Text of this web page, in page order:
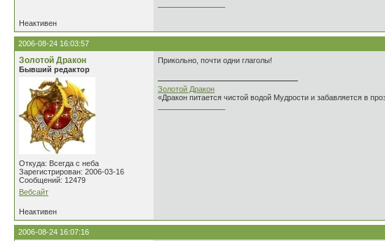
Неактивен
2006-08-24 16:03:57
Золотой Дракон
Бывший редактор
Откуда: Всегда с неба
Зарегистрирован: 2006-03-16
Сообщений: 12479
Вебсайт
Прикольно, почти одни глаголы!
Золотой Дракон
«Дракон питается чистой водой Мудрости и забавляется в
Неактивен
2006-08-24 16:07:16